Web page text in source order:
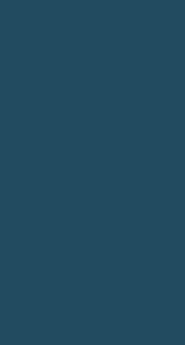
hẹp hay
trưa văn phòng: